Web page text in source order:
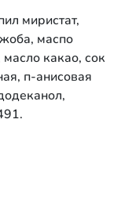
миристат,
маспо
какао, сок
п-анисовая